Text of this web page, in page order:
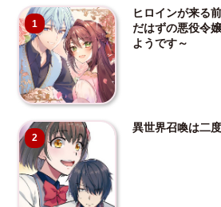
1
ヒロインが来る
だはずの悪役令
ようです～
2
異世界召喚は二